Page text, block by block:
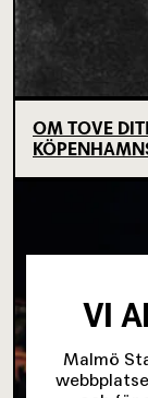
OM TOVE
VI
Malmö